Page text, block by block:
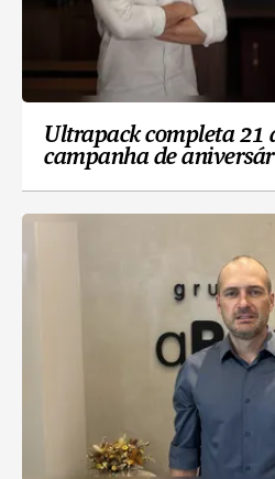
Ultrapack completa 21
campanha de